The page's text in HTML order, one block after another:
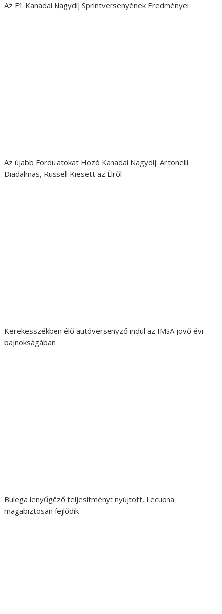
Az F1 Kanadai Nagydíj Sprintversenyének Eredményei
Az újabb Fordulatokat Hozó Kanadai Nagydíj: Antonelli
Diadalmas, Russell Kiesett az Élről
Kerekesszékben élő autóversenyző indul az IMSA jövő évi
bajnokságában
Bulega lenyűgöző teljesítményt nyújtott, Lecuona
magabiztosan fejlődik